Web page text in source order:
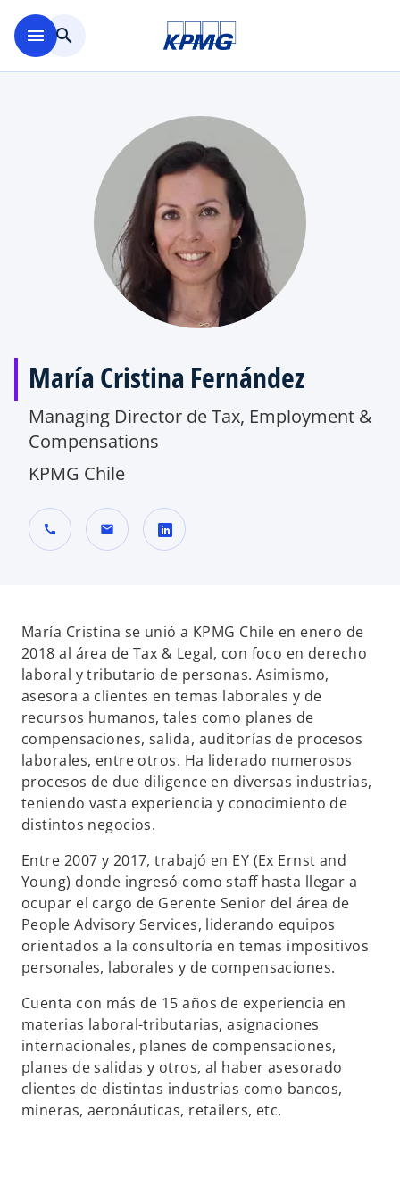
menu search
María Cristina Fernández
Managing Director de Tax, Employment &
Compensations
KPMG Chile
call mail
b
r
e
e
n
u
n
a
p
e
t
a
ñ
a
n
u
e
v
a
María Cristina se unió a KPMG Chile en enero de
2018 al área de Tax & Legal, con foco en derecho
laboral y tributario de personas. Asimismo,
asesora a clientes en temas laborales y de
recursos humanos, tales como planes de
compensaciones, salida, auditorías de procesos
laborales, entre otros. Ha liderado numerosos
procesos de due diligence en diversas industrias,
teniendo vasta experiencia y conocimiento de
distintos negocios.
Entre 2007 y 2017, trabajó en EY (Ex Ernst and
Young) donde ingresó como staff hasta llegar a
ocupar el cargo de Gerente Senior del área de
People Advisory Services, liderando equipos
orientados a la consultoría en temas impositivos
personales, laborales y de compensaciones.
Cuenta con más de 15 años de experiencia en
materias laboral-tributarias, asignaciones
internacionales, planes de compensaciones,
planes de salidas y otros, al haber asesorado
clientes de distintas industrias como bancos,
mineras, aeronáuticas, retailers, etc.